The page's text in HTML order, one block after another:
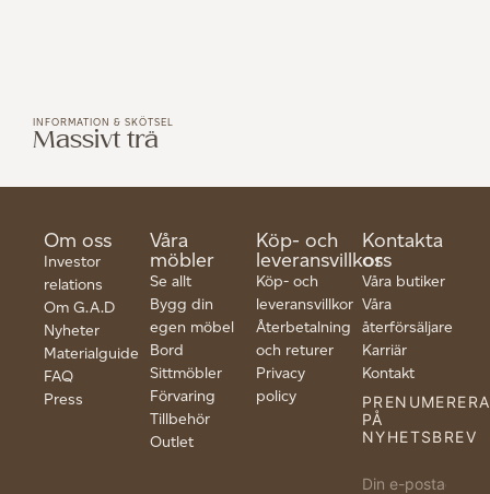
INFORMATION & SKÖTSEL
Massivt trä
Om oss
Investor
relations
Om G.A.D
Nyheter
Materialguide
FAQ
Press
Våra
möbler
Se allt
Bygg din
egen möbel
Bord
Sittmöbler
Förvaring
Tillbehör
Outlet
Köp- och
leveransvillkor
Köp- och
leveransvillkor
Återbetalning
och returer
Privacy
policy
Kontakta
oss
Våra butiker
Våra
återförsäljare
Karriär
Kontakt
PRENUMERERA
PÅ
NYHETSBREV